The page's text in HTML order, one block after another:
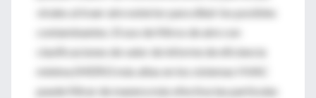
virales al traer aire exterior para diluir los posibles
contaminantes. El uso de filtros de aire con
clasificaciones de valor de informe de eficiencia
mínima (MERV) más altas en los sistemas HVAC
puede filtrar de manera más efectiva las partículas